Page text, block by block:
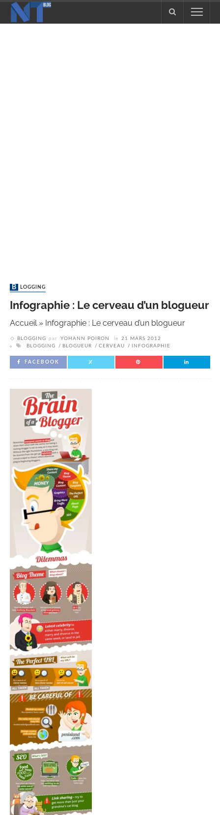
BLOGGING
Infographie : Le cerveau d’un blogueur
Accueil» Infographie : Le cerveau d’un blogueur
BLOGGING par YOHANN POIRON le
21 MARS 2012
BLOGGING
BLOGUEUR CERVEAU INFOGRAPHIE
FACEBOOK